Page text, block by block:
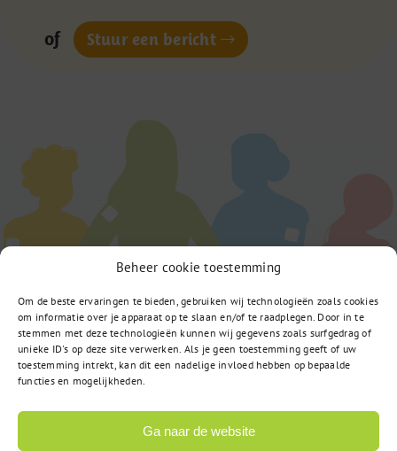
Beheer cookie toestemming
Om de beste ervaringen te bieden, gebruiken wij technologieën zoals cookies
om informatie over je apparaat op te slaan en/of te raadplegen. Door in te
stemmen met deze technologieën kunnen wij gegevens zoals surfgedrag of
unieke ID's op deze site verwerken. Als je geen toestemming geeft of uw
toestemming intrekt, kan dit een nadelige invloed hebben op bepaalde
functies en mogelijkheden.
Ga naar de website
of Stuur een bericht